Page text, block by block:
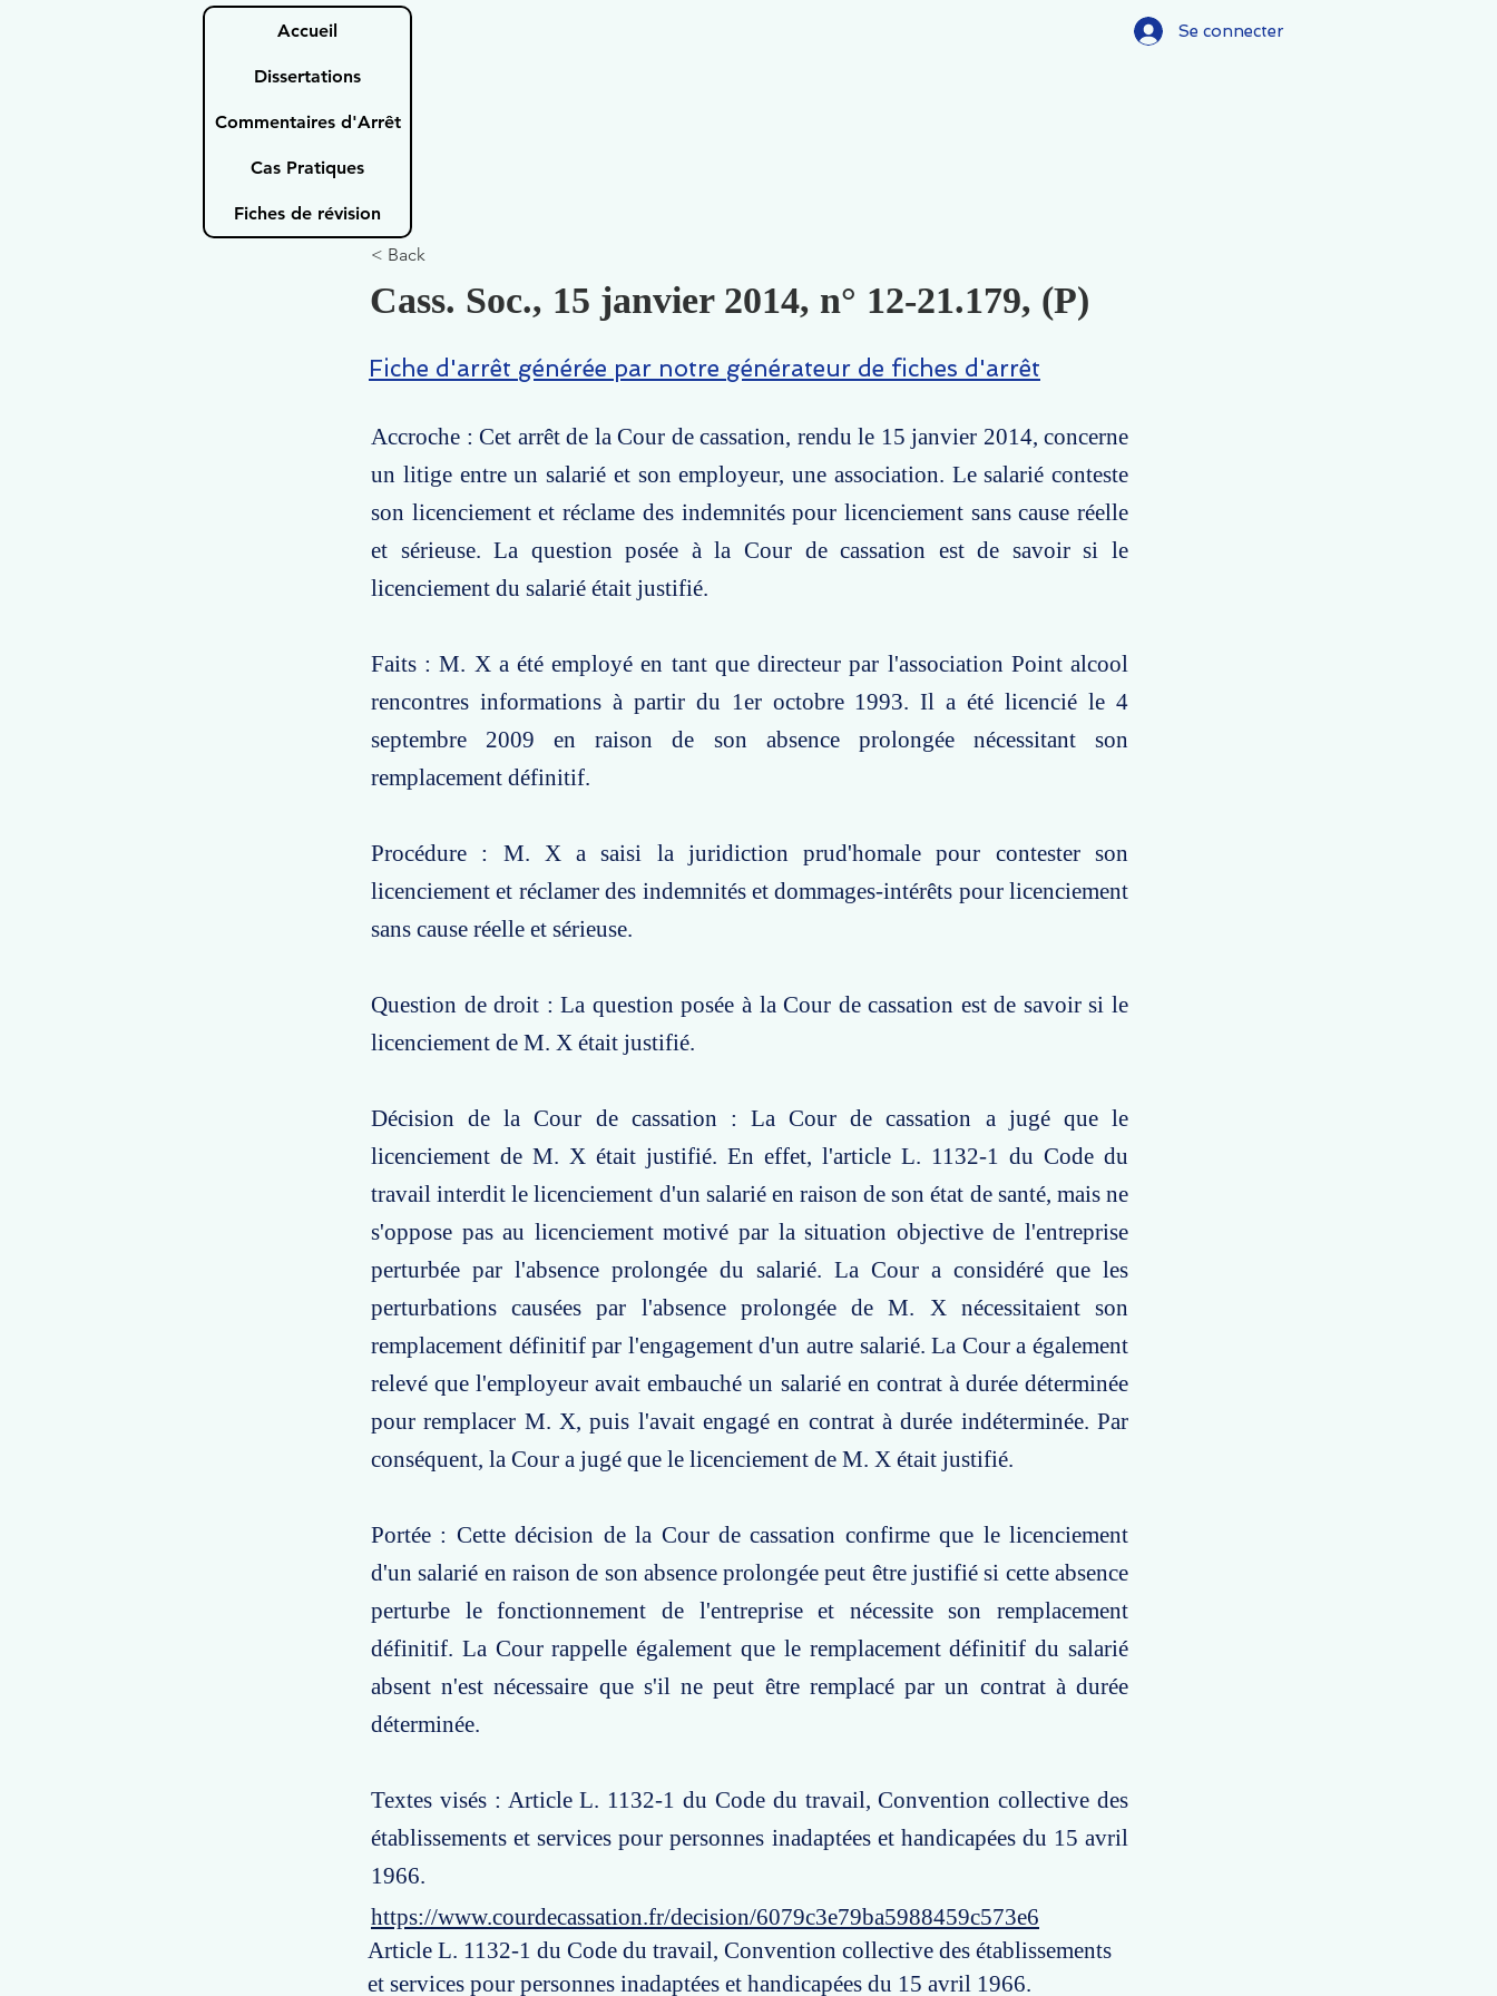
Accueil
Dissertations
Commentaires d'Arrêt
Cas Pratiques
Fiches de révision
Se connecter
< Back
Cass. Soc., 15 janvier 2014, n° 12-21.179, (P)
Fiche d'arrêt générée par notre générateur de fiches d'arrêt
Accroche : Cet arrêt de la Cour de cassation, rendu le 15 janvier 2014, concerne
un litige entre un salarié et son employeur, une association. Le salarié conteste
son licenciement et réclame des indemnités pour licenciement sans cause réelle
et sérieuse. La question posée à la Cour de cassation est de savoir si le
licenciement du salarié était justifié.
Faits : M. X a été employé en tant que directeur par l'association Point alcool
rencontres informations à partir du 1er octobre 1993. Il a été licencié le 4
septembre 2009 en raison de son absence prolongée nécessitant son
remplacement définitif.
Procédure : M. X a saisi la juridiction prud'homale pour contester son
licenciement et réclamer des indemnités et dommages-intérêts pour licenciement
sans cause réelle et sérieuse.
Question de droit : La question posée à la Cour de cassation est de savoir si le
licenciement de M. X était justifié.
Décision de la Cour de cassation : La Cour de cassation a jugé que le
licenciement de M. X était justifié. En effet, l'article L. 1132-1 du Code du
travail interdit le licenciement d'un salarié en raison de son état de santé, mais ne
s'oppose pas au licenciement motivé par la situation objective de l'entreprise
perturbée par l'absence prolongée du salarié. La Cour a considéré que les
perturbations causées par l'absence prolongée de M. X nécessitaient son
remplacement définitif par l'engagement d'un autre salarié. La Cour a également
relevé que l'employeur avait embauché un salarié en contrat à durée déterminée
pour remplacer M. X, puis l'avait engagé en contrat à durée indéterminée. Par
conséquent, la Cour a jugé que le licenciement de M. X était justifié.
Portée : Cette décision de la Cour de cassation confirme que le licenciement
d'un salarié en raison de son absence prolongée peut être justifié si cette absence
perturbe le fonctionnement de l'entreprise et nécessite son remplacement
définitif. La Cour rappelle également que le remplacement définitif du salarié
absent n'est nécessaire que s'il ne peut être remplacé par un contrat à durée
déterminée.
Textes visés : Article L. 1132-1 du Code du travail, Convention collective des
établissements et services pour personnes inadaptées et handicapées du 15 avril
1966.
https://www.courdecassation.fr/decision/6079c3e79ba5988459c573e6
Article L. 1132-1 du Code du travail, Convention collective des établissements
et services pour personnes inadaptées et handicapées du 15 avril 1966.